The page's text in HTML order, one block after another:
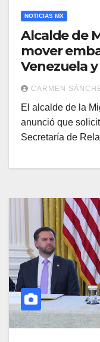
NOTICIAS MX
Alcalde de
mover
Venezuela
CARMEN
El alcalde de la
anunció que
Secretaría de